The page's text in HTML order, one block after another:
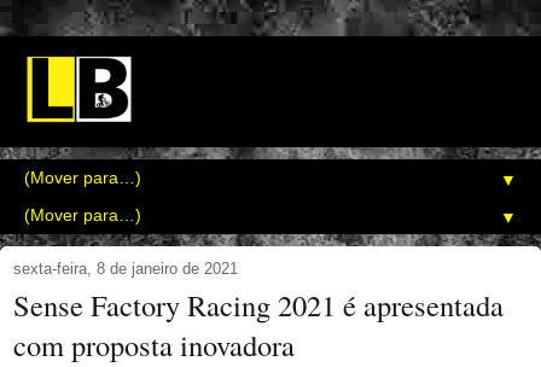
▼
▼
sexta-feira, 8 de janeiro de 2021
Sense Factory Racing 2021 é apresentada
com proposta inovadora